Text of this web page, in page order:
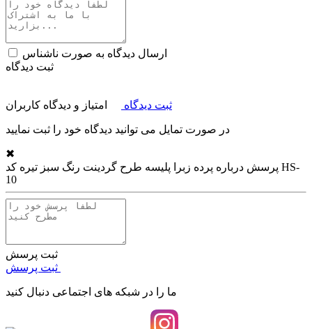
ارسال دیدگاه به صورت ناشناس
ثبت دیدگاه
ثبت دیدگاه امتیاز و دیدگاه کاربران
در صورت تمایل می توانید دیدگاه خود را ثبت نمایید
✖
پرسش درباره پرده زبرا پلیسه طرح گردینت رنگ سبز تیره کد HS-
10
ثبت پرسش
ما را در شبکه های اجتماعی دنبال کنید